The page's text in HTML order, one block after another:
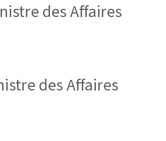
des Affaires
des Affaires